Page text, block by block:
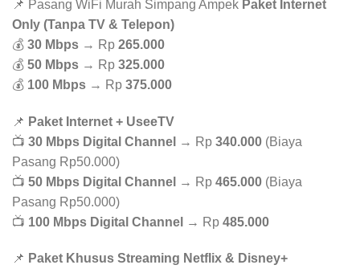
📌 Pasang WiFi Murah Simpang Ampek Paket Internet
Only (Tanpa TV & Telepon)
💰 30 Mbps → Rp 265.000
💰 50 Mbps → Rp 325.000
💰 100 Mbps → Rp 375.000
📌 Paket Internet + UseeTV
📺 30 Mbps Digital Channel → Rp 340.000 (Biaya
Pasang Rp50.000)
📺 50 Mbps Digital Channel → Rp 465.000 (Biaya
Pasang Rp50.000)
📺 100 Mbps Digital Channel → Rp 485.000
📌 Paket Khusus Streaming Netflix & Disney+